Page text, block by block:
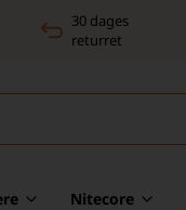
30 dages
returret
Nitecore